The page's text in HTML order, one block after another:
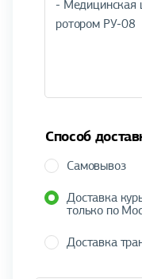
Способ
Самовывоз
Доставка
только по
Доставка